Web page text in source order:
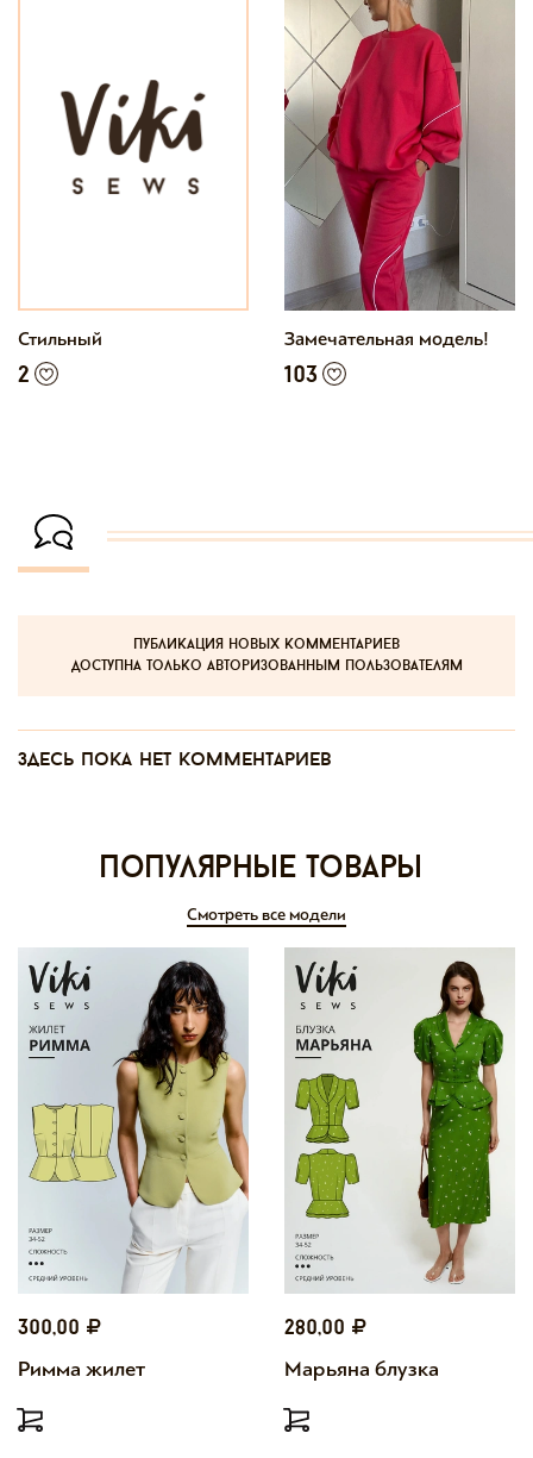
Стильный
2
Замечательная модель!
103
публикация новых комментариев
доступна только авторизованным пользователям
Здесь пока нет комментариев
Популярные товары
Смотреть все модели
300,00
Римма жилет
280,00
Марьяна блузка